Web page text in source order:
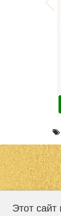
Этот